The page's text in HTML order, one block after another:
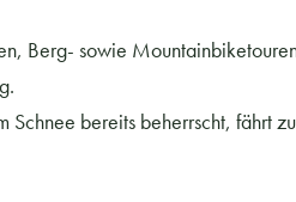
Berg- sowie
bereits beherrscht, fährt